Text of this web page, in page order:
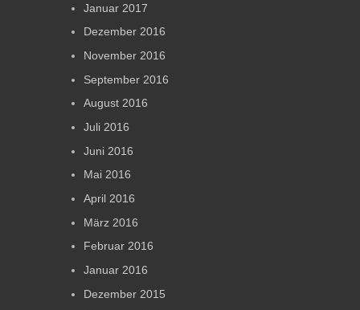
Januar 2017
Dezember 2016
November 2016
September 2016
August 2016
Juli 2016
Juni 2016
Mai 2016
April 2016
März 2016
Februar 2016
Januar 2016
Dezember 2015